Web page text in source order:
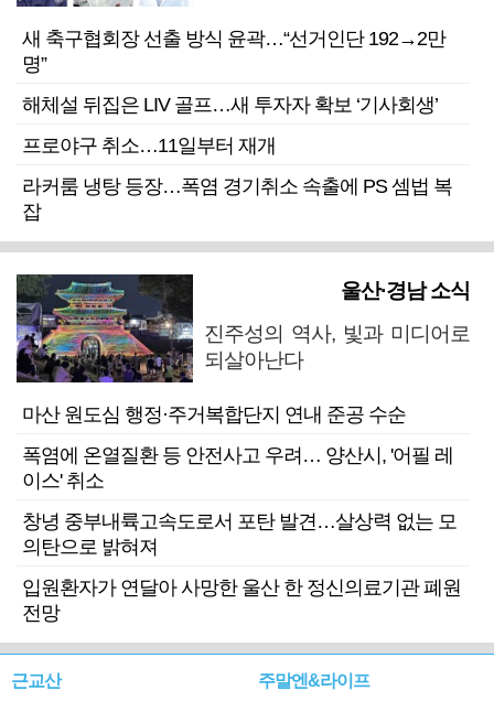
새 축구협회장 선출 방식 윤곽…“선거인단 192→2만
명”
해체설 뒤집은 LIV 골프…새 투자자 확보 ‘기사회생’
프로야구 취소…11일부터 재개
라커룸 냉탕 등장…폭염 경기취소 속출에 PS 셈법 복
잡
울산·경남 소식
진주성의 역사, 빛과 미디어로
되살아난다
마산 원도심 행정·주거복합단지 연내 준공 수순
폭염에 온열질환 등 안전사고 우려… 양산시, '어필 레
이스' 취소
창녕 중부내륙고속도로서 포탄 발견…살상력 없는 모
의탄으로 밝혀져
입원환자가 연달아 사망한 울산 한 정신의료기관 폐원
전망
근교산 주말엔&라이프